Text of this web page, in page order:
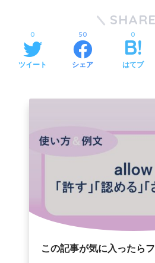
SHARE
ツイート
0
シェア
50
はてブ
0
この記事が気に入ったら